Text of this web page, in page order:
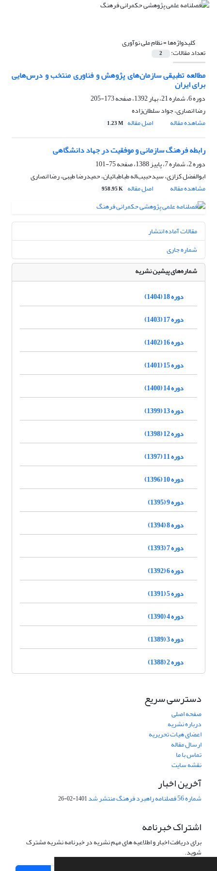
کلیدواژه‌ها =نظام ملی نوآوری
تعداد مقالات: 2
مطالعه تطبیقی سازمان‌های پژوهش و فناوری منتخب و درس‌هایی
برای ایران
دوره 6، شماره 21، بهار 1392، صفحه
173-205
رضا انصاری، جواد سلطان‌زاده
مشاهده مقاله
اصل مقاله 1.23 M
رابطه فرهنگ سازمانی و موفقیت در جهاد دانشگاهی
دوره 2، شماره 7، پاییز 1388، صفحه
75-101
ابوالفضل کزازی، سیدحبیب‌اله طباطبائیان، حمیدرضا طیبی، رضا انصاری
مشاهده مقاله
اصل مقاله 958.95 K
مقالات آماده انتشار
شماره جاری
شماره‌های پیشین نشریه
دوره 18 (1404)
دوره 17 (1403)
دوره 16 (1402)
دوره 15 (1401)
دوره 14 (1400)
دوره 13 (1399)
دوره 12 (1398)
دوره 11 (1397)
دوره 10 (1396)
دوره 9 (1395)
دوره 8 (1394)
دوره 7 (1393)
دوره 6 (1392)
دوره 5 (1391)
دوره 4 (1390)
دوره 3 (1389)
دوره 2 (1388)
دسترسی سریع
صفحه اصلی
درباره نشریه
اعضای هیات تحریریه
ارسال مقاله
تماس با ما
نقشه سایت
آخرین اخبار
شماره 56 فصلنامه راهبرد فرهنگ منتشر شد 1401-02-26
اشتراک خبرنامه
برای دریافت اخبار و اطلاعیه های مهم نشریه در خبرنامه نشریه مشترک
شوید.